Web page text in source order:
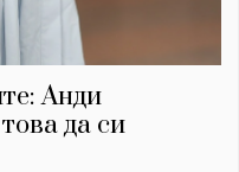
Анди
да си